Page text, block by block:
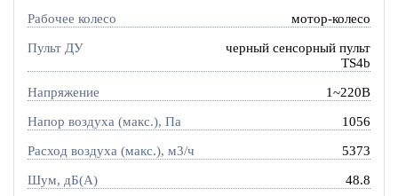
Рабочее колесо мотор-колесо
Пульт ДУ
черный сенсорный пульт
TS4b
Напряжение 1~220В
Напор воздуха (макс.), Па 1056
Расход воздуха (макс.), м3/ч 5373
Шум, дБ(А) 48.8